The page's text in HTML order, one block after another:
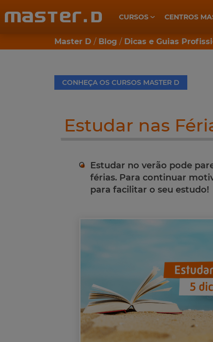
CURSOS CENTROS
Master D Blog Dicas e Guias
CONHEÇA OS CURSOS MASTER D
Estudar nas
Estudar no verão pode
férias. Para continuar
para facilitar o seu estudo!